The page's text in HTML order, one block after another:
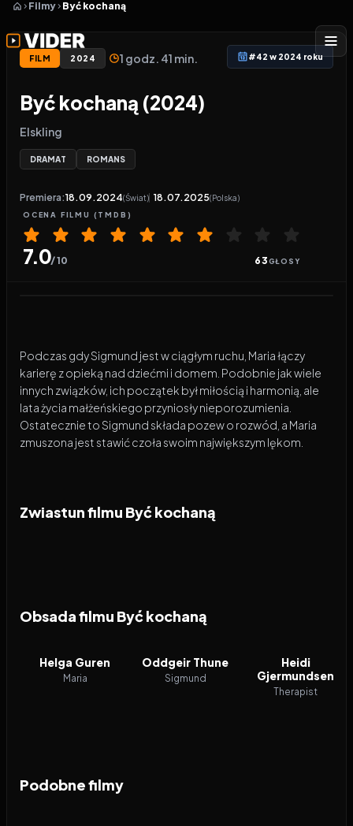
Filmy Być kochaną
FILM 2024 1 godz. 41 min. #42 w 2024 roku
Być kochaną (2024)
Elskling
DRAMAT ROMANS
Premiera:18.09.2024(Świat) 18.07.2025(Polska)
OCENA FILMU (TMDB)
7.0/ 10 63GŁOSY
Podczas gdy Sigmund jest w ciągłym ruchu, Maria łączy
karierę z opieką nad dziećmi i domem. Podobnie jak wiele
innych związków, ich początek był miłością i harmonią, ale
lata życia małżeńskiego przyniosły nieporozumienia.
Ostatecznie to Sigmund składa pozew o rozwód, a Maria
zmuszona jest stawić czoła swoim największym lękom.
Zwiastun filmu Być kochaną
Obsada filmu Być kochaną
Helga Guren
Maria
Oddgeir Thune
Sigmund
Heidi
Gjermundsen
Therapist
Podobne filmy